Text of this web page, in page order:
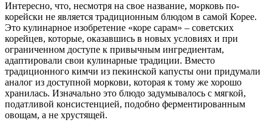
Интересно, что, несмотря на свое название, морковь по-
корейски не является традиционным блюдом в самой Корее.
Это кулинарное изобретение «коре сарам» – советских
корейцев, которые, оказавшись в новых условиях и при
ограниченном доступе к привычным ингредиентам,
адаптировали свои кулинарные традиции. Вместо
традиционного кимчи из пекинской капусты они придумали
аналог из доступной моркови, которая к тому же хорошо
хранилась. Изначально это блюдо задумывалось с мягкой,
податливой консистенцией, подобно ферментированным
овощам, а не хрустящей.